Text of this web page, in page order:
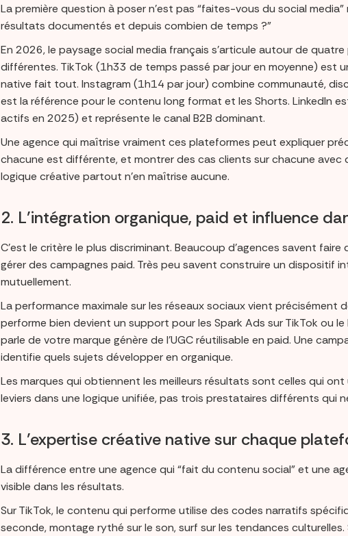
La première question à poser n’est pas “faites-vous du social
résultats documentés et depuis combien de temps ?”
En 2026, le paysage social media français s’articule autour de
différentes. TikTok (1h33 de temps passé par jour en moyenne) est
native fait tout. Instagram (1h14 par jour) combine communauté,
est la référence pour le contenu long format et les Shorts. LinkedIn
actifs en 2025) et représente le canal B2B dominant.
Une agence qui maîtrise vraiment ces plateformes peut expliquer
chacune est différente, et montrer des cas clients sur chacune avec
logique créative partout n’en maîtrise aucune.
2. L’intégration organique, paid et influence
C’est le critère le plus discriminant. Beaucoup d’agences savent
gérer des campagnes paid. Très peu savent construire un dispositif
mutuellement.
La performance maximale sur les réseaux sociaux vient
performe bien devient un support pour les Spark Ads sur TikTok ou
parle de votre marque génère de l’UGC réutilisable en paid. Une
identifie quels sujets développer en organique.
Les marques qui obtiennent les meilleurs résultats sont celles qui
leviers dans une logique unifiée, pas trois prestataires différents qui
3. L’expertise créative native sur chaque
La différence entre une agence qui “fait du contenu social” et une
visible dans les résultats.
Sur TikTok, le contenu qui performe utilise des codes narratifs
seconde, montage rythé sur le son, surf sur les tendances culturelles.